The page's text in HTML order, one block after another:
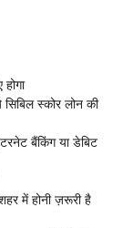
स्कोर लोन की
बैंकिंग या डेबिट
में होनी ज़रूरी है